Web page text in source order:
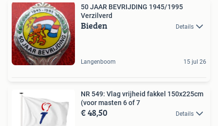
50 JAAR BEVRIJDING 1945/1995
Verzilverd
Bieden Details
Langenboom 15 jul 26
NR 549: Vlag vrijheid fakkel 150x225cm
(voor masten 6 of 7
€ 48,50 Details